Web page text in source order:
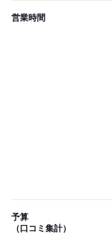
営業時間
予算
（口コミ集計）